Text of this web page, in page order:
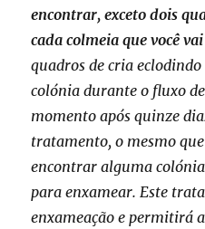
encontrar, exceto dois
cada colmeia que você
quadros de cria
colónia durante o fluxo
momento após quinze
tratamento, o mesmo
encontrar alguma
para enxamear. Este
enxameação e permitirá